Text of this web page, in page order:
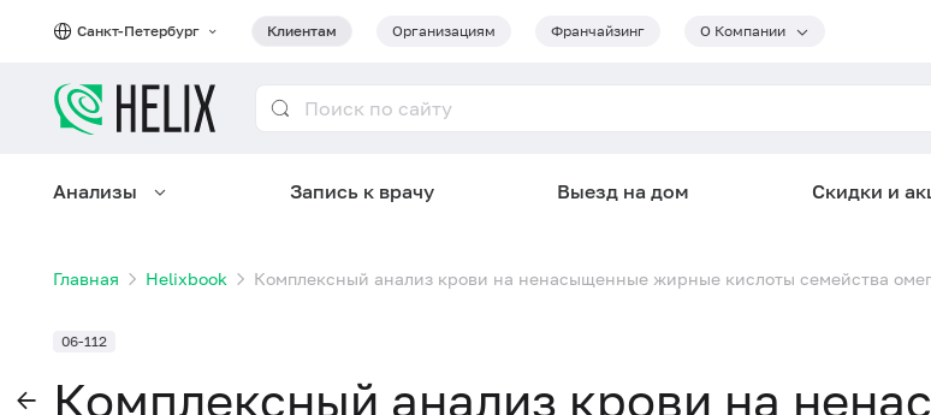
Санкт-Петербург Клиентам Организациям Франчайзинг О Компании
Анализы Запись к врачу Выезд на дом Скидки и
Главная Helixbook Комплексный анализ крови на ненасыщенные жирные кислоты семейства
06-112
Комплексный анализ крови на